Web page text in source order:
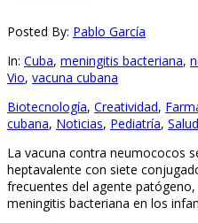
Posted By: Pablo García
In: Cuba, meningitis bacteriana,
Vio, vacuna cubana
Biotecnología, Creatividad,
cubana, Noticias, Pediatría,
La vacuna contra neumococos
heptavalente con siete
frecuentes del agente
meningitis bacteriana en los